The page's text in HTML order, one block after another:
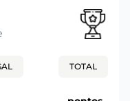
TOTAL